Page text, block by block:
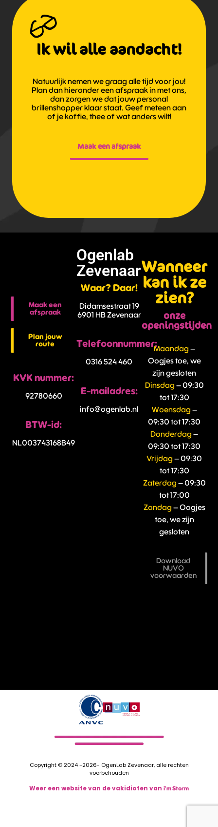
Ik wil alle aandacht!
Natuurlijk nemen we graag alle tijd voor jou!
Plan dan hieronder een afspraak in met ons,
dan zorgen we dat jouw personal
brillenshopper klaar staat. Geef meteen aan
of je koffie, thee of wat anders wilt!
Maak een afspraak
Ogenlab
Zevenaar
Waar? Daar!
Didamsestraat 19
6901 HB Zevenaar
Telefoonnummer:
0316 524 460
E-mailadres:
info@ogenlab.nl
Maak een
afspraak
Plan jouw
route
KVK nummer:
92780660
BTW-id:
NL003743168B49
Wanneer
kan ik ze
zien?
onze
openingstijden
Maandag –
Oogjes toe, we
zijn gesloten
Dinsdag – 09:30
tot 17:30
Woensdag –
09:30 tot 17:30
Donderdag–
09:30 tot 17:30
Vrijdag– 09:30
tot 17:30
Zaterdag – 09:30
tot 17:00
Zondag – Oogjes
toe, we zijn
gesloten
Download
NUVO
voorwaarden
Copyright © 2024 -2026- OgenLab Zevenaar, alle rechten
voorbehouden
Weer een website van de vakidioten van i'm Storm